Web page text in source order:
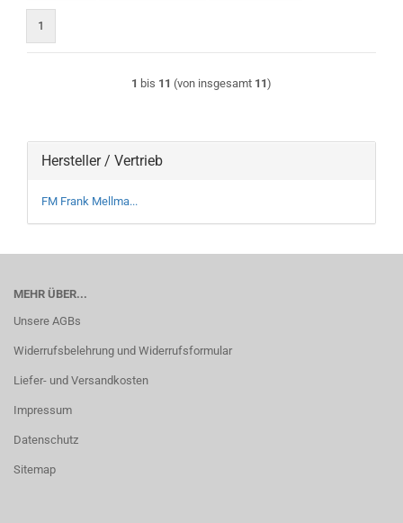
1
1 bis 11 (von insgesamt 11)
Hersteller / Vertrieb
FM Frank Mellma...
MEHR ÜBER...
Unsere AGBs
Widerrufsbelehrung und Widerrufsformular
Liefer- und Versandkosten
Impressum
Datenschutz
Sitemap